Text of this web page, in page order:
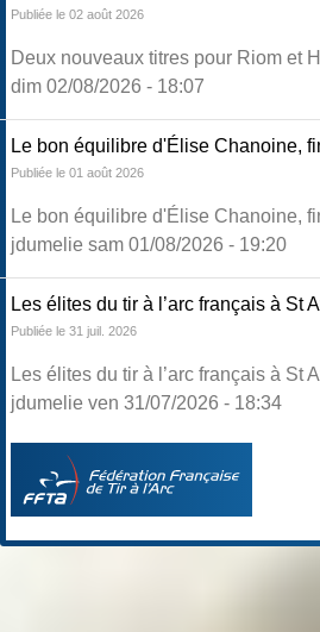
Publiée le 02 août 2026
Deux nouveaux titres pour Riom et
dim 02/08/2026 - 18:07
Le bon équilibre d'Élise Chanoine,
Publiée le 01 août 2026
Le bon équilibre d'Élise Chanoine,
jdumelie sam 01/08/2026 - 19:20
Les élites du tir à l’arc français à St
Publiée le 31 juil. 2026
Les élites du tir à l’arc français à St
jdumelie ven 31/07/2026 - 18:34